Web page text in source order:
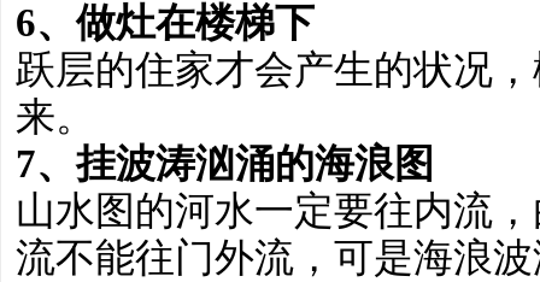
6、做灶在楼梯下
跃层的住家才会产生的状况
来。
7、挂波涛汹涌的海浪图
山水图的河水一定要往内流
流不能往门外流，可是海浪